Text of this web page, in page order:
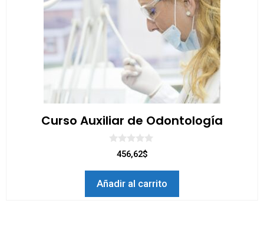
Curso Auxiliar de Odontología
456,62$
Añadir al carrito